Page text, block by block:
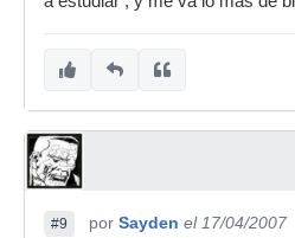
#9 por Sayden el 17/04/2007